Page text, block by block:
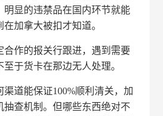
明显的违禁品在国内环节就能
加拿大被扣才知道。
作的报关行跟进，遇到需要
于货卡在那边无人处理。
道能保证100%顺利清关，加
抽查机制。但哪些东西绝对不